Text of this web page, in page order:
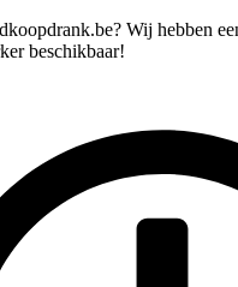
Wij hebben
beschikbaar!